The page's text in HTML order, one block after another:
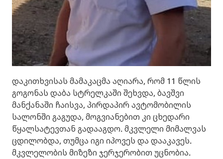
დაკითხვისას მამაკაცმა აღიარა, რომ 11 წლის
გოგონას დაბა სტრელკაში შეხვდა, ბავშვი
მანქანაში ჩაისვა, პირდაპირ ავტომობილის
სალონში გაგუდა, მოგვიანებით კი ცხედარი
წყალსატევთან გადააგდო. მკვლელი მიმალვას
ცდილობდა, თუმცა იგი იპოვეს და დააკავეს.
მკვლელობის მიზეზი ჯერჯერობით უცნობია.